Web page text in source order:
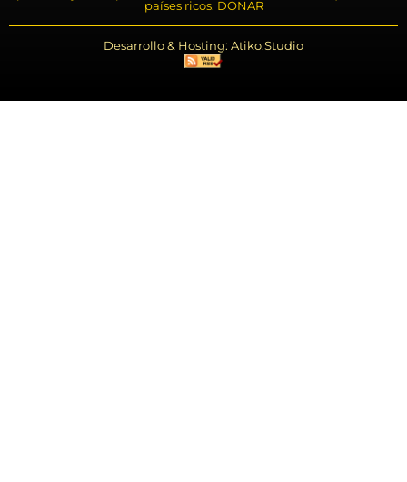
países ricos. DONAR
Desarrollo & Hosting: Atiko.Studio